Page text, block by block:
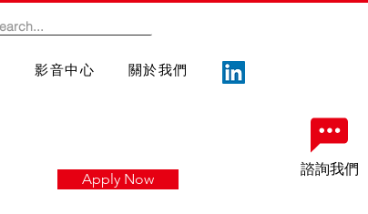
諮詢我們
影音中心 關於我們
Apply Now